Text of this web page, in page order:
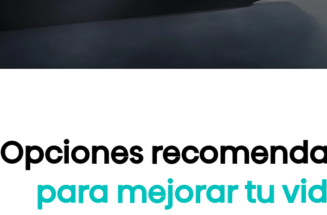
Opciones
para mejorar tu